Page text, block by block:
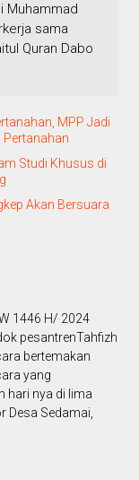
Muhammad
sama
Quran Dabo
MPP Jadi
Pertanahan
Studi Khusus di
Akan Bersuara
1446 H/ 2024
pesantrenTahfizh
bertemakan
yang
hari nya di lima
Desa Sedamai,